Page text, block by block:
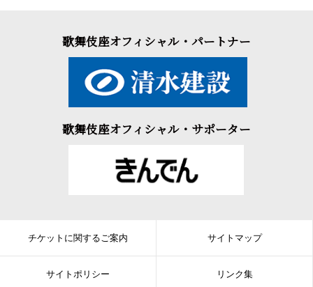
歌舞伎座オフィシャル・パートナー
歌舞伎座オフィシャル・サポーター
チケットに関するご案内 サイトマップ
サイトポリシー リンク集